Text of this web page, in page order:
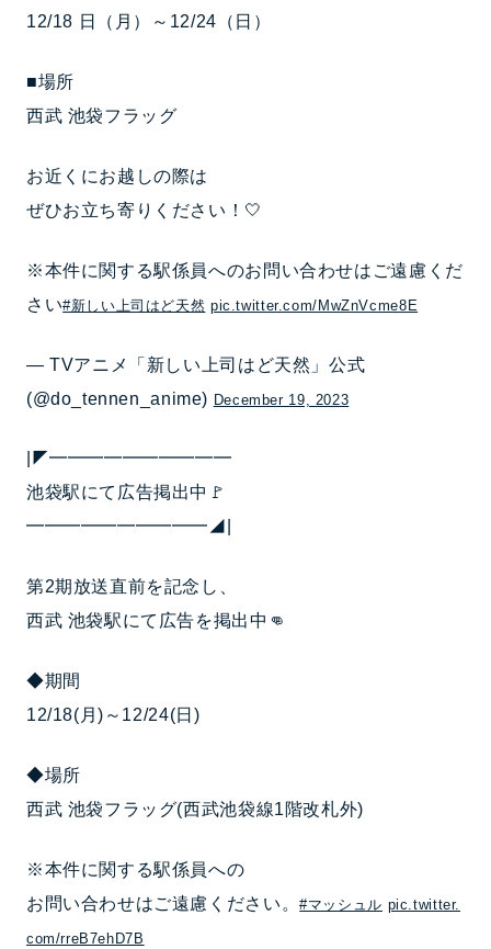
12/18 日（月）～12/24（日）
■場所
西武 池袋フラッグ
お近くにお越しの際は
ぜひお立ち寄りください！🤍
※本件に関する駅係員へのお問い合わせはご遠慮くだ
さい#新しい上司はど天然 pic.twitter.com/MwZnVcme8E
— TVアニメ「新しい上司はど天然」公式
(@do_tennen_anime) December 19, 2023
|◤━━━━━━━━━━
池袋駅にて広告掲出中🚩
━━━━━━━━━━◢|
第2期放送直前を記念し、
西武 池袋駅にて広告を掲出中👊
◆期間
12/18(月)～12/24(日)
◆場所
西武 池袋フラッグ(西武池袋線1階改札外)
※本件に関する駅係員への
お問い合わせはご遠慮ください。#マッシュル pic.twitter.
com/rreB7ehD7B